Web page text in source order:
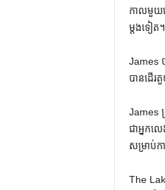
កាលមួយផ្
ម្តងទៀត។
James
បានដើរ
James
ជាអ្នកល
សម្រាប់ក
The